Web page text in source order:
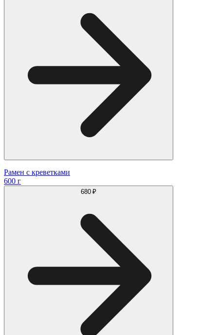
Рамен с креветками
600 г
680 ₽